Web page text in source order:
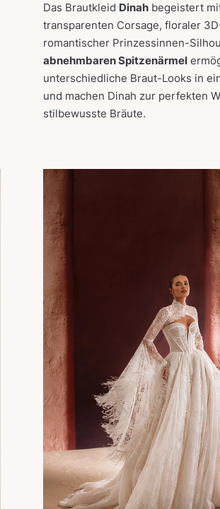
Das Brautkleid Dinahbegeistert
transparenten Corsage, floraler
romantischer Prinzessinnen-
abnehmbaren Spitzenärmel
unterschiedliche Braut-Looks in
und machen Dinah zur perfekten
stilbewusste Bräute.